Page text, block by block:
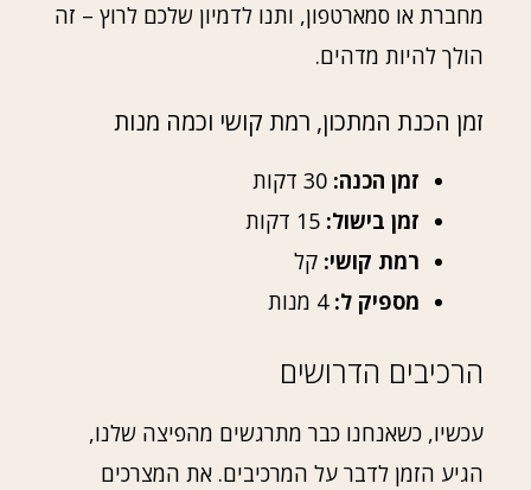
מחברת או סמארטפון, ותנו לדמיון שלכם לרוץ – זה
הולך להיות מדהים.
זמן הכנת המתכון, רמת קושי וכמה מנות
זמן הכנה:
זמן בישול:
רמת קושי: קל
מספיק ל: 4 מנות
הרכיבים הדרושים
עכשיו, כשאנחנו כבר מתרגשים מהפיצה שלנו,
הגיע הזמן לדבר על המרכיבים. את המצרכים